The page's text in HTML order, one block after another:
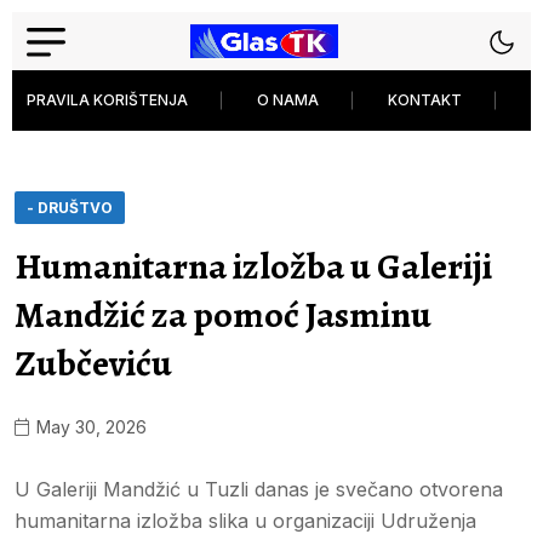
PRAVILA KORIŠTENJA O NAMA KONTAKT
- DRUŠTVO
Humanitarna izložba u Galeriji
Mandžić za pomoć Jasminu
Zubčeviću
May 30, 2026
U Galeriji Mandžić u Tuzli danas je svečano otvorena
humanitarna izložba slika u organizaciji Udruženja